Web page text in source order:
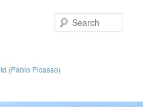
(Pablo Picasso)